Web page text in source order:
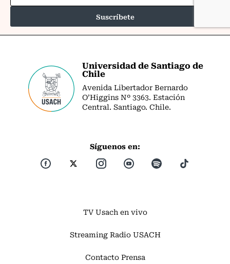
Universidad de Santiago de
Chile
Avenida Libertador Bernardo
O’Higgins Nº 3363. Estación
Central. Santiago. Chile.
Síguenos en:
TV Usach en vivo
Streaming Radio USACH
Contacto Prensa